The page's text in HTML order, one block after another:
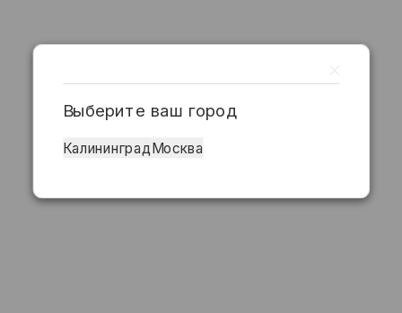
Выберите ваш город
Калининград Москва